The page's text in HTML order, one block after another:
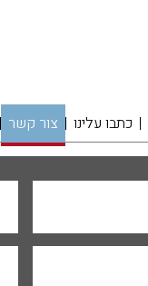
כתבו עלינו צור קשר